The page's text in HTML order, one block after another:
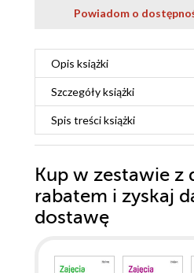
Powiadom o
Opis książki
Szczegółyksiążki
Spis treściksiążki
Kup w zestawie
rabatem i zyskaj
dostawę